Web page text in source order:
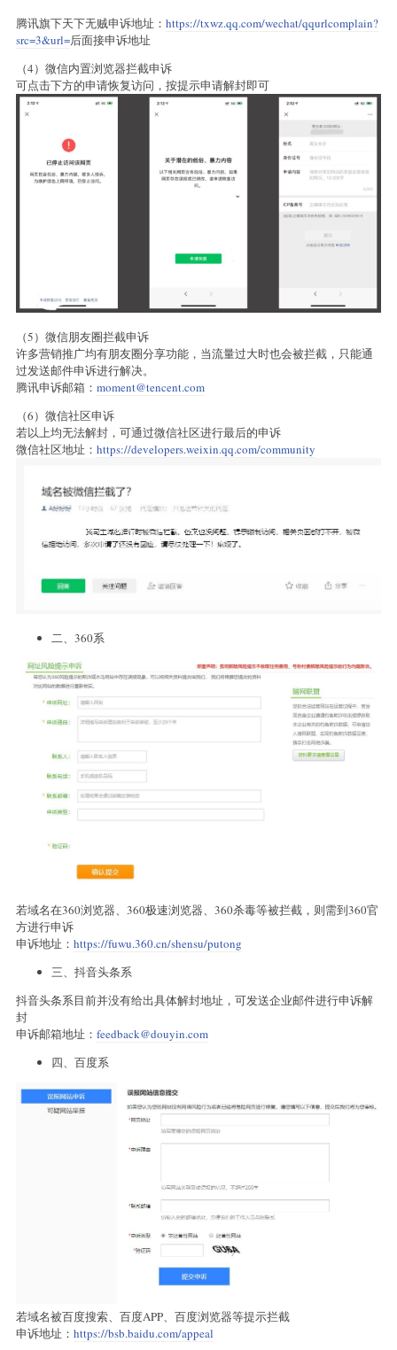
腾讯旗下天下无贼申诉地址： https://txwz.qq.com/wechat/qqurlcomplain?
src=3&url=后面接申诉地址
（4）微信内置浏览器拦截申诉
可点击下方的申请恢复访问，按提示申请解封即可
（5）微信朋友圈拦截申诉
许多营销推广均有朋友圈分享功能，当流量过大时也会被拦截，只能通
过发送邮件申诉进行解决。
腾讯申诉邮箱： moment@tencent.com
（6）微信社区申诉
若以上均无法解封，可通过微信社区进行最后的申诉
微信社区地址： https://developers.weixin.qq.com/community
二、360系
若域名在360浏览器、360极速浏览器、360杀毒等被拦截，则需到360官
方进行申诉
申诉地址： https://fuwu.360.cn/shensu/putong
三、抖音头条系
抖音头条系目前并没有给出具体解封地址，可发送企业邮件进行申诉解
封
申诉邮箱地址： feedback@douyin.com
四、百度系
若域名被百度搜索、百度APP、百度浏览器等提示拦截
申诉地址： https://bsb.baidu.com/appeal